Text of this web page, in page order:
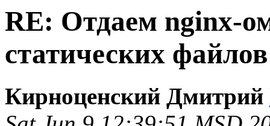
RE: Отдаем nginx-
статических файлов
Кирноценский Дмитрий